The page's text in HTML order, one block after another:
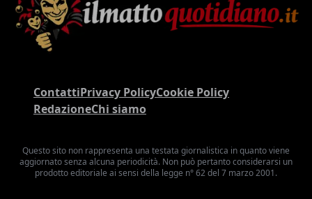
ContattiPrivacy PolicyCookie Policy
RedazioneChi siamo
Questo sito non rappresenta una testata giornalistica in quanto viene
aggiornato senza alcuna periodicità. Non può pertanto considerarsi un
prodotto editoriale ai sensi della legge n° 62 del 7 marzo 2001.